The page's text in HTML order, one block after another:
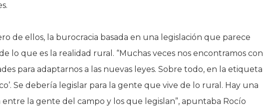
de ellos, la burocracia basada en una legislación que parece
lo que es la realidad rural. “Muchas veces nos encontramos con
para adaptarnos a las nuevas leyes. Sobre todo, en la etiqueta
Se debería legislar para la gente que vive de lo rural. Hay una
la gente del campo y los que legislan”, apuntaba Rocío